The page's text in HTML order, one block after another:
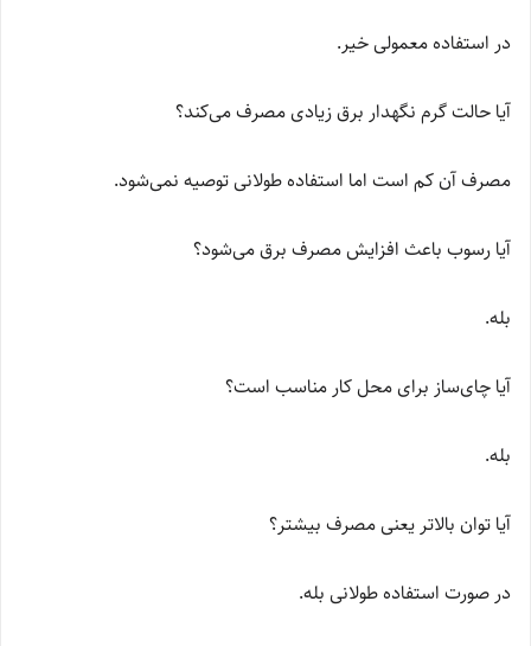
در استفاده معمولی خیر.
آیا حالت گرم نگهدار برق زیادی مصرف می‌کند؟
مصرف آن کم است اما استفاده طولانی توصیه نمی‌شود.
آیا رسوب باعث افزایش مصرف برق می‌شود؟
بله.
آیا چای‌ساز برای محل کار مناسب است؟
بله.
آیا توان بالاتر یعنی مصرف بیشتر؟
در صورت استفاده طولانی بله.